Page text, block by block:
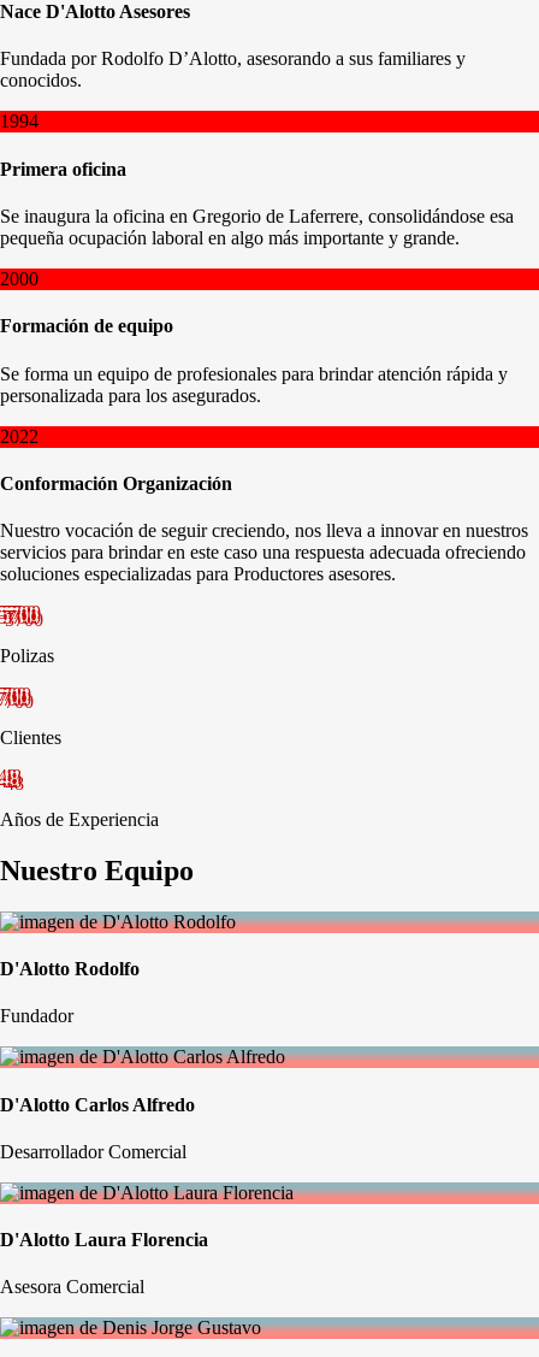
Nace D'Alotto Asesores
Fundada por Rodolfo D’Alotto, asesorando a sus familiares y
conocidos.
1994
Primera oficina
Se inaugura la oficina en Gregorio de Laferrere, consolidándose esa
pequeña ocupación laboral en algo más importante y grande.
2000
Formación de equipo
Se forma un equipo de profesionales para brindar atención rápida y
personalizada para los asegurados.
2022
Conformación Organización
Nuestro vocación de seguir creciendo, nos lleva a innovar en nuestros
servicios para brindar en este caso una respuesta adecuada ofreciendo
soluciones especializadas para Productores asesores.
5700
Polizas
700
Clientes
48
Años de Experiencia
Nuestro Equipo
D'Alotto Rodolfo
Fundador
D'Alotto Carlos Alfredo
Desarrollador Comercial
D'Alotto Laura Florencia
Asesora Comercial